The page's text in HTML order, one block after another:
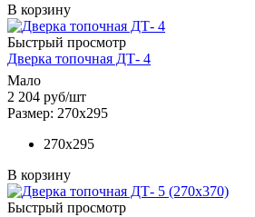
В корзину
Быстрый просмотр
Дверка топочная ДТ- 4
Мало
2 204 руб/шт
Размер: 270х295
270х295
В корзину
Быстрый просмотр